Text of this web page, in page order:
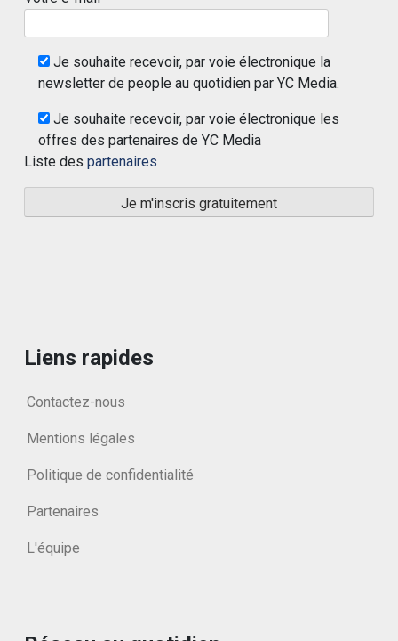
Je souhaite recevoir, par voie électronique la
newsletter de people au quotidien par YC Media.
Je souhaite recevoir, par voie électronique les
offres des partenaires de YC Media
Liste des partenaires
Liens rapides
Contactez-nous
Mentions légales
Politique de confidentialité
Partenaires
L'équipe